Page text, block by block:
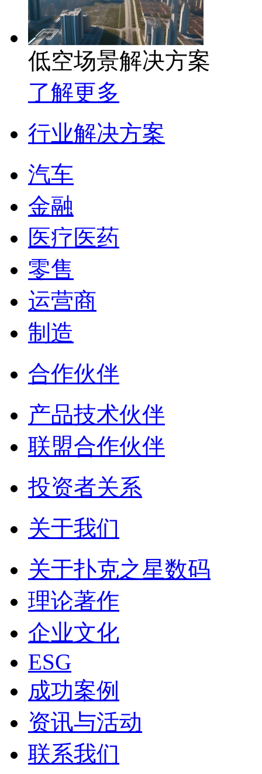
低空场景解决方案
了解更多
行业解决方案
汽车
金融
医疗医药
零售
运营商
制造
合作伙伴
产品技术伙伴
联盟合作伙伴
投资者关系
关于我们
关于扑克之星数码
理论著作
企业文化
ESG
成功案例
资讯与活动
联系我们